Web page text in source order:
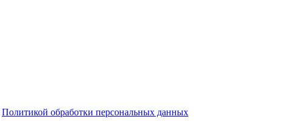
Политикой обработки персональных данных